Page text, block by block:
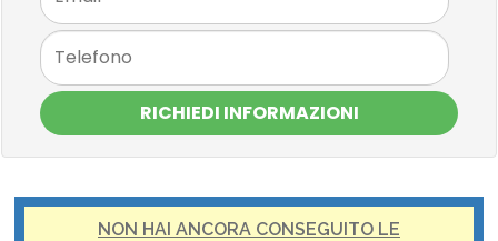
RICHIEDI INFORMAZIONI
NON HAI ANCORA CONSEGUITO LE